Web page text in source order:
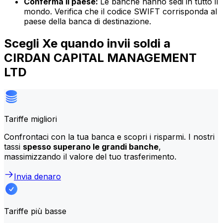
mondo. Verifica che il codice SWIFT corrisponda al
paese della banca di destinazione.
Scegli Xe quando invii soldi a
CIRDAN CAPITAL MANAGEMENT
LTD
Tariffe migliori
Confrontaci con la tua banca e scopri i risparmi. I nostri
tassi spesso superano le grandi banche,
massimizzando il valore del tuo trasferimento.
Invia denaro
Tariffe più basse